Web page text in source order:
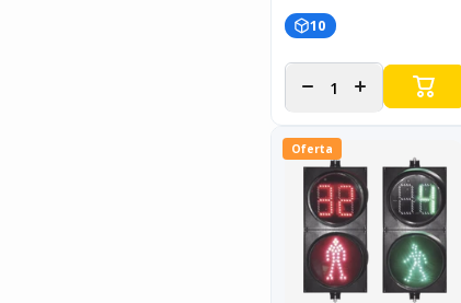
10
Disminuir
cantidad
Aumentar
cantidad
para
Oferta